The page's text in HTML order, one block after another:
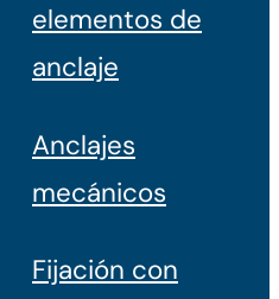
elementos de
anclaje
Anclajes
mecánicos
Fijación con